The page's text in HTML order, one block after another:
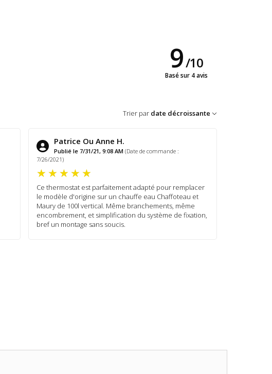
9/10
Basé sur 4 avis
Trier par date décroissante
Patrice Ou Anne H.
Publié le 7/31/21, 9:08 AM (Date de commande :
7/26/2021)
Ce thermostat est parfaitement adapté pour remplacer
le modèle d'origine sur un chauffe eau Chaffoteau et
Maury de 100l vertical. Même branchements, même
encombrement, et simplification du système de fixation,
bref un montage sans soucis.